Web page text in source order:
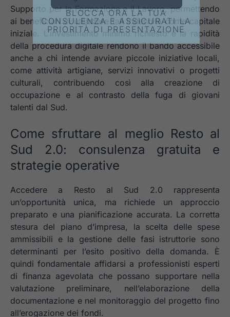
Supporto per la Formazione e il Lavoro, permettendo
ai beneficiari di utilizzare tali indennità come capitale
iniziale. L’investimento minimo richiesto e la rapidità
della procedura digitale rendono il bando accessibile
anche a chi intende avviare piccole iniziative locali,
come attività artigiane, servizi innovativi o progetti
culturali, contribuendo così alla creazione di
occupazione e al contrasto della fuga di giovani
talenti dal Sud.
Come sfruttare al meglio Resto al
Sud 2.0: consulenza gratuita e
strategie operative
Accedere a Resto al Sud 2.0 rappresenta
un’opportunità unica, ma richiede un approccio
preparato e una pianificazione accurata. La corretta
stesura del piano d’impresa, la scelta delle spese
ammissibili e la gestione delle fasi istruttorie sono
determinanti per l’esito positivo della domanda. È
quindi fondamentale affidarsi a professionisti esperti
di finanza agevolata che possano supportare nella
valutazione preliminare, nell’elaborazione della
documentazione e nel monitoraggio del progetto fino
all’erogazione dei fondi.
BLOCCA ORA LA TUA
CONSULENZA E ASSICURATI LA
PRIORITÀ DI PRESENTAZIONE